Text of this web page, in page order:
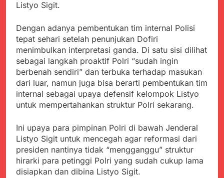
Pedagang dan
Pengelolaan Sampah
Sedunia di Cibadak,
PDIP Tegaskan ASI
adalah Investasi
Peradaban dan Upaya
Cegah Stunting
Agustus 6, 2026
Wujud Kepedulian Polri,
Kapolresta Sumenep
Koordinasikan dan
Berangkatkan Empat
Korban Kebakaran KMP
Mutiara Sentosa 2 ke
Posko Pusat Tg. Perak
Surabaya
Agustus 5, 2026
SMA Negeri Nyalindung
Sukabumi Diduga
Lakukan Pungutan
melalui Komite Sekolah,
Bertentangan dengan
Edaran Disdik Jabar
Agustus 4, 2026
Ketua Umum FSP
Bantah Isu Mogok
Nasional TKBM: “Belum
Ada Keputusan Resmi”
Agustus 3, 2026
Menjelajahi Potensi
Alam dan Kehangatan
Gotong Royong di
Desa Sukakersa
Agustus 3, 2026
Listyo Sigit.
Dengan adanya pembentukan tim internal Polisi
tepat sehari setelah penunjukan Dofiri
menimbulkan interpretasi ganda. Di satu sisi dilihat
sebagai langkah proaktif Polri “sudah ingin
berbenah sendiri” dan terbuka terhadap masukan
dari luar, namun juga bisa berarti pembentukan tim
internal sebagai upaya defensif kelompok Listyo
untuk mempertahankan struktur Polri sekarang.
Ini upaya para pimpinan Polri di bawah Jenderal
Listyo Sigit untuk mencegah agar reformasi dari
presiden nantinya tidak “mengganggu” struktur
hirarki para petinggi Polri yang sudah cukup lama
disiapkan dan dibina Listyo Sigit.